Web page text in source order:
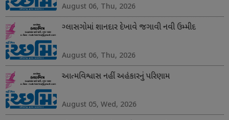
August 06, Thu, 2026
ગ્લાસગોમાં શાનદાર દેખાવે જગાવી નવી ઉમ્મીદ
August 06, Thu, 2026
આત્મવિશ્વાસ નહીં અહંકારનું પરિણામ
August 05, Wed, 2026